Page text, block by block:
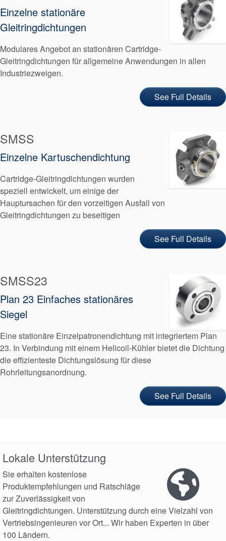
Einzelne stationäre
Gleitringdichtungen
Modulares Angebot an stationären Cartridge-
Gleitringdichtungen für allgemeine Anwendungen in allen
Industriezweigen.
See Full Details
SMSS
Einzelne Kartuschendichtung
Cartridge-Gleitringdichtungen wurden
speziell entwickelt, um einige der
Hauptursachen für den vorzeitigen Ausfall von
Gleitringdichtungen zu beseitigen
See Full Details
SMSS23
Plan 23 Einfaches stationäres
Siegel
Eine stationäre Einzelpatronendichtung mit integriertem Plan
23. In Verbindung mit einem Helicoil-Kühler bietet die Dichtung
die effizienteste Dichtungslösung für diese
Rohrleitungsanordnung.
See Full Details
Lokale Unterstützung
Sie erhalten kostenlose
Produktempfehlungen und Ratschläge
zur Zuverlässigkeit von
Gleitringdichtungen. Unterstützung durch eine Vielzahl von
Vertriebsingenieuren vor Ort... Wir haben Experten in über
100 Ländern.